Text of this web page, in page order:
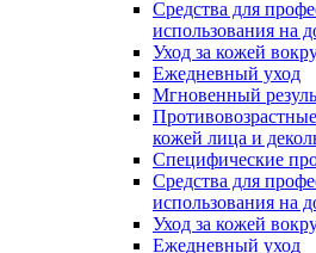
Средства для
использования на
Уход за кожей
Ежедневный уход
Мгновенный
кожей лица и
Специфические
Средства для
использования на
Уход за кожей
Ежедневный уход